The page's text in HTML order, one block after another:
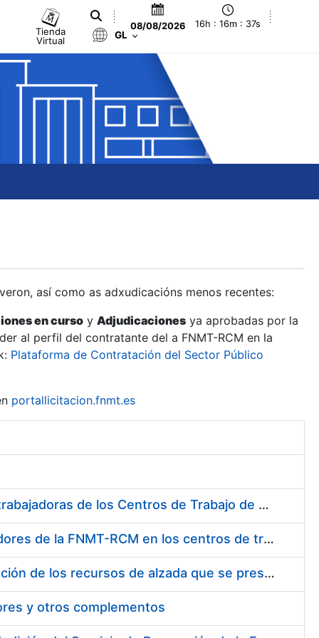
Tienda
Virtual
08/08/2026 16h : 16m : 38s
GL
así como as adxudicacións menos recentes:
en curso y Adjudicaciones ya aprobadas por la
al perfil del contratante del a FNMT-RCM en la
Plataforma de Contratación del Sector Público
portallicitacion.fnmt.es
Suministro de Protectores Auditivos a medida para las personas trabajadoras de los Centros de Trabajo de Madrid y Burgos
Suministro de gafas graduadas antiproyecciones para los trabajadores de la FNMT-RCM en los centros de trabajo de Madrid y Burgos
Servicios de una empresa externa para el asesoramiento y resolución de los recursos de alzada que se presentan relacionados con procesos de selección para la FNMT-RCM
y otros complementos